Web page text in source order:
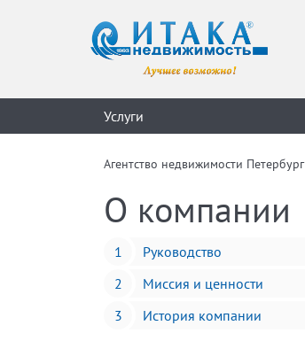
Услуги
Агентство недвижимости Петербург
О компании
Руководство
Миссия и ценности
История компании